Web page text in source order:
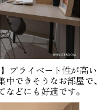
プライベート性が高い
できそうなお部屋で、
どにも好適です。